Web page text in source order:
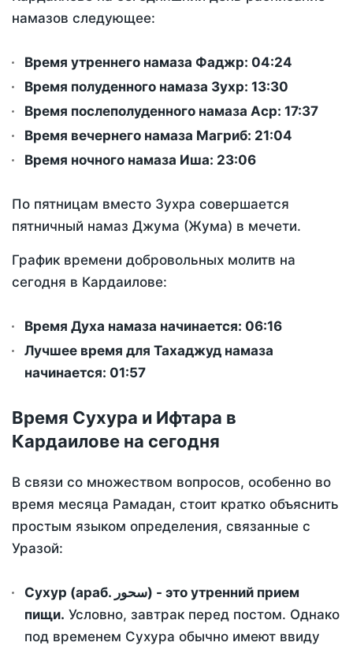
намазов следующее:
Время утреннего намаза Фаджр: 04:24
Время полуденного намаза Зухр: 13:30
Время послеполуденного намаза Аср: 17:37
Время вечернего намаза Магриб: 21:04
Время ночного намаза Иша: 23:06
По пятницам вместо Зухра совершается
пятничный намаз Джума (Жума) в мечети.
График времени добровольных молитв на
сегодня в Кардаилове:
Время Духа намаза начинается: 06:16
Лучшее время для Тахаджуд намаза
начинается: 01:57
Время Сухура и Ифтара в
Кардаилове на сегодня
В связи со множеством вопросов, особенно во
время месяца Рамадан, стоит кратко объяснить
простым языком определения, связанные с
Уразой:
Сухур (араб. سحور) - это утренний прием
пищи. Условно, завтрак перед постом. Однако
под временем Сухура обычно имеют ввиду